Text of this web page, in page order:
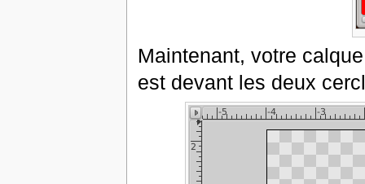
Maintenant, votre
est devant les deux